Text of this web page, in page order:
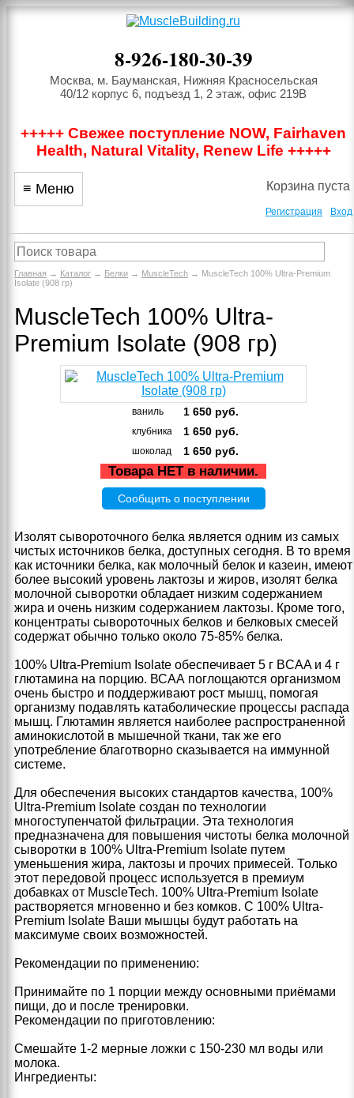
8-926-180-30-39
Москва, м. Бауманская, Нижняя Красносельская
40/12 корпус 6, подъезд 1, 2 этаж, офис 219В
+++++ Свежее поступление NOW, Fairhaven
Health, Natural Vitality, Renew Life +++++
≡ Меню Корзина пуста
Регистрация Вход
Главная → Каталог → Белки → MuscleTech → MuscleTech 100% Ultra-Premium
Isolate (908 гр)
MuscleTech 100% Ultra-
Premium Isolate (908 гр)
ваниль 1 650 руб.
клубника 1 650 руб.
шоколад 1 650 руб.
Товара НЕТ в наличии.
Сообщить о поступлении
Изолят сывороточного белка является одним из самых
чистых источников белка, доступных сегодня. В то время
как источники белка, как молочный белок и казеин, имеют
более высокий уровень лактозы и жиров, изолят белка
молочной сыворотки обладает низким содержанием
жира и очень низким содержанием лактозы. Кроме того,
концентраты сывороточных белков и белковых смесей
содержат обычно только около 75-85% белка.
100% Ultra-Premium Isolate обеспечивает 5 г BCAA и 4 г
глютамина на порцию. ВСАА поглощаются организмом
очень быстро и поддерживают рост мышц, помогая
организму подавлять катаболические процессы распада
мышц. Глютамин является наиболее распространенной
аминокислотой в мышечной ткани, так же его
употребление благотворно сказывается на иммунной
системе.
Для обеспечения высоких стандартов качества, 100%
Ultra-Premium Isolate создан по технологии
многоступенчатой фильтрации. Эта технология
предназначена для повышения чистоты белка молочной
сыворотки в 100% Ultra-Premium Isolate путем
уменьшения жира, лактозы и прочих примесей. Только
этот передовой процесс используется в премиум
добавках от MuscleTech. 100% Ultra-Premium Isolate
растворяется мгновенно и без комков. С 100% Ultra-
Premium Isolate Ваши мышцы будут работать на
максимуме своих возможностей.
Рекомендации по применению:
Принимайте по 1 порции между основными приёмами
пищи, до и после тренировки.
Рекомендации по приготовлению:
Смешайте 1-2 мерные ложки с 150-230 мл воды или
молока.
Ингредиенты: